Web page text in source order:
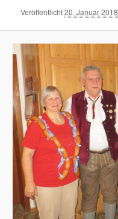
Veröffentlicht20. Januar 2018